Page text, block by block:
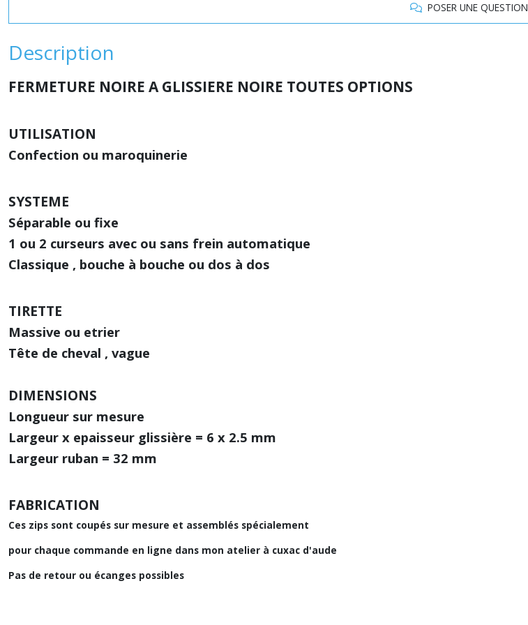
POSER UNE QUESTION
Description
FERMETURE NOIRE A GLISSIERE NOIRE TOUTES OPTIONS
UTILISATION
Confection ou maroquinerie
SYSTEME
Séparable ou fixe
1 ou 2 curseurs avec ou sans frein automatique
Classique , bouche à bouche ou dos à dos
TIRETTE
Massive ou etrier
Tête de cheval , vague
DIMENSIONS
Longueur sur mesure
Largeur x epaisseur glissière = 6 x 2.5 mm
Largeur ruban = 32 mm
FABRICATION
Ces zips sont coupés sur mesure et assemblés spécialement
pour chaque commande en ligne dans mon atelier à cuxac d'aude
Pas de retour ou écanges possibles